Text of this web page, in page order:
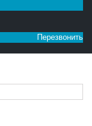
Перезвонить